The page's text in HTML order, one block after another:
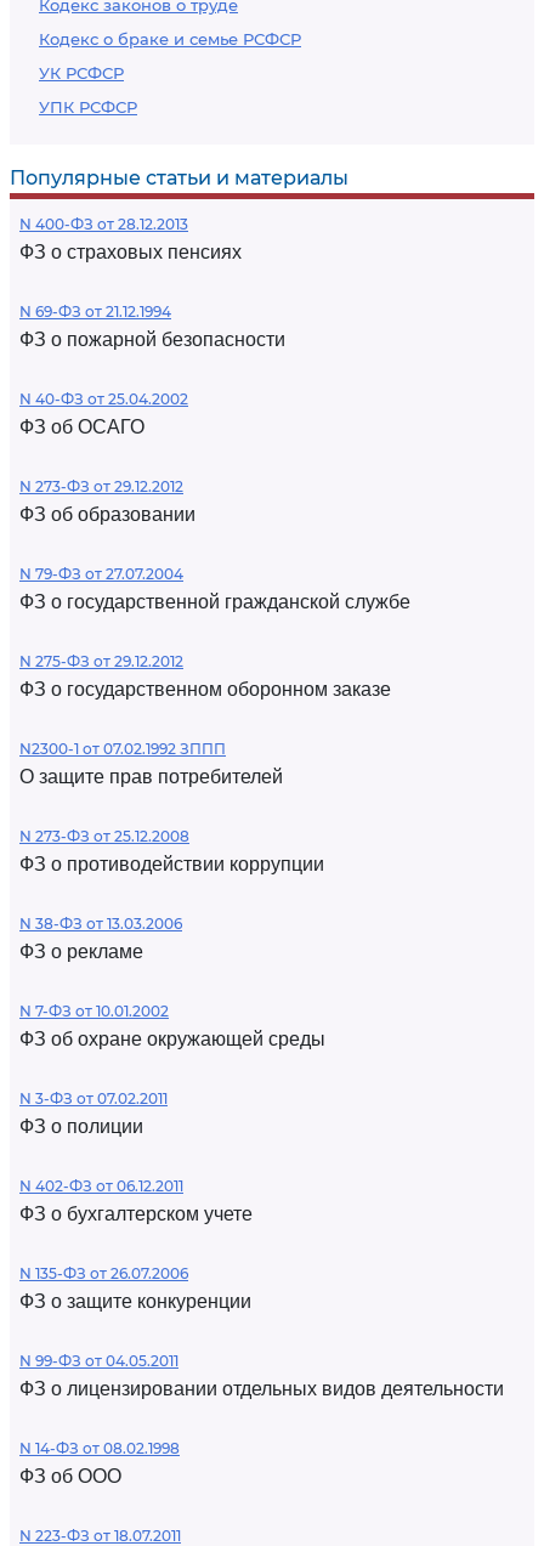
Кодекс законов о труде
Кодекс о браке и семье РСФСР
УК РСФСР
УПК РСФСР
Популярные статьи и материалы
N 400-ФЗ от 28.12.2013
ФЗ о страховых пенсиях
N 69-ФЗ от 21.12.1994
ФЗ о пожарной безопасности
N 40-ФЗ от 25.04.2002
ФЗ об ОСАГО
N 273-ФЗ от 29.12.2012
ФЗ об образовании
N 79-ФЗ от 27.07.2004
ФЗ о государственной гражданской службе
N 275-ФЗ от 29.12.2012
ФЗ о государственном оборонном заказе
N2300-1 от 07.02.1992 ЗППП
О защите прав потребителей
N 273-ФЗ от 25.12.2008
ФЗ о противодействии коррупции
N 38-ФЗ от 13.03.2006
ФЗ о рекламе
N 7-ФЗ от 10.01.2002
ФЗ об охране окружающей среды
N 3-ФЗ от 07.02.2011
ФЗ о полиции
N 402-ФЗ от 06.12.2011
ФЗ о бухгалтерском учете
N 135-ФЗ от 26.07.2006
ФЗ о защите конкуренции
N 99-ФЗ от 04.05.2011
ФЗ о лицензировании отдельных видов деятельности
N 14-ФЗ от 08.02.1998
ФЗ об ООО
N 223-ФЗ от 18.07.2011